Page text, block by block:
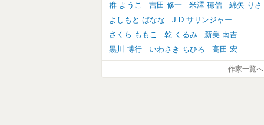
群 ようこ
吉田 修一 米澤 穂信
綿矢 りさ
よしもと ばなな
J.D.サリンジャー
さくら ももこ
乾 くるみ
新美 南吉
黒川 博行
いわさき ちひろ 高田 宏
作家一覧へ